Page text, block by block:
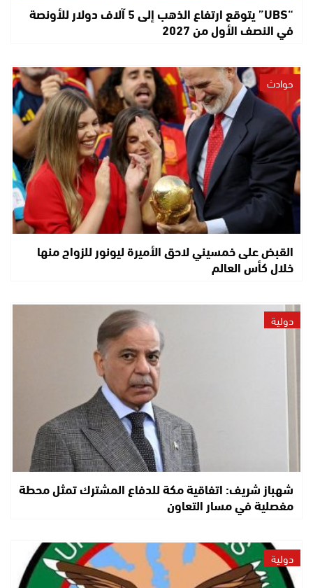
“UBS” يتوقع ارتفاع الذهب إلى 5 آلاف دولار للأونصة
في النصف الأول من 2027
حوادث
القبض على خمسيني لاحق الأميرة ليونور للزواج منها
خلال كأس العالم
دولية
شهباز شريف: اتفاقية مكة للدفاع المشترك تمثل محطة
مفصلية في مسار التعاون
دولية